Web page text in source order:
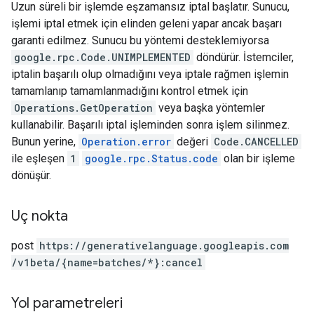
Uzun süreli bir işlemde eşzamansız iptal başlatır. Sunucu,
işlemi iptal etmek için elinden geleni yapar ancak başarı
garanti edilmez. Sunucu bu yöntemi desteklemiyorsa
google.rpc.Code.UNIMPLEMENTED döndürür. İstemciler,
iptalin başarılı olup olmadığını veya iptale rağmen işlemin
tamamlanıp tamamlanmadığını kontrol etmek için
Operations.GetOperation veya başka yöntemler
kullanabilir. Başarılı iptal işleminden sonra işlem silinmez.
Bunun yerine, Operation.error değeri Code.CANCELLED
ile eşleşen 1 google.rpc.Status.code olan bir işleme
dönüşür.
Uç nokta
post https: / /generativelanguage.googleapis.com
/v1beta/{name=batches/*}:cancel
Yol parametreleri